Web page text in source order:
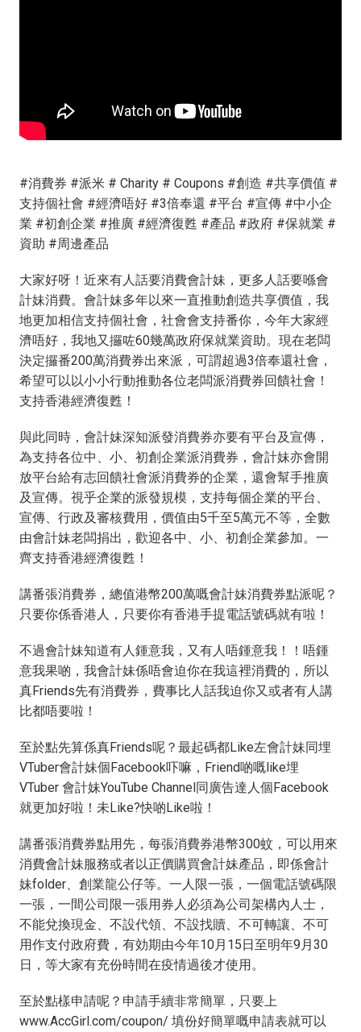
#消費券 #派米 # Charity # Coupons #創造 #共享價值 #
支持個社會 #經濟唔好 #3倍奉還 #平台 #宣傳 #中小企
業 #初創企業 #推廣 #經濟復甦 #產品 #政府 #保就業 #
資助 #周邊產品
大家好呀！近來有人話要消費會計妹，更多人話要喺會
計妹消費。會計妹多年以來一直推動創造共享價值，我
地更加相信支持個社會，社會會支持番你，今年大家經
濟唔好，我地又攞咗60幾萬政府保就業資助。現在老闆
決定攞番200萬消費券出來派，可謂超過3倍奉還社會，
希望可以以小小行動推動各位老闆派消費券回饋社會！
支持香港經濟復甦！
與此同時，會計妹深知派發消費券亦要有平台及宣傳，
為支持各位中、小、初創企業派消費券，會計妹亦會開
放平台給有志回饋社會派消費券的企業，還會幫手推廣
及宣傳。視乎企業的派發規模，支持每個企業的平台、
宣傳、行政及審核費用，價值由5千至5萬元不等，全數
由會計妹老闆捐出，歡迎各中、小、初創企業參加。一
齊支持香港經濟復甦！
講番張消費券，總值港幣200萬嘅會計妹消費券點派呢？
只要你係香港人，只要你有香港手提電話號碼就有啦！
不過會計妹知道有人鍾意我，又有人唔鍾意我！！唔鍾
意我果啲，我會計妹係唔會迫你在我這裡消費的，所以
真Friends先有消費券，費事比人話我迫你又或者有人講
比都唔要啦！
至於點先算係真Friends呢？最起碼都Like左會計妹同埋
VTuber會計妹個Facebook吓嘛，Friend啲嘅like埋
VTuber 會計妹YouTube Channel同廣告達人個Facebook
就更加好啦！未Like?快啲Like啦！
講番張消費券點用先，每張消費券港幣300蚊，可以用來
消費會計妹服務或者以正價購買會計妹產品，即係會計
妹folder、創業龍公仔等。一人限一張，一個電話號碼限
一張，一間公司限一張用券人必須為公司架構內人士，
不能兌換現金、不設代領、不設找贖、不可轉讓、不可
用作支付政府費，有効期由今年10月15日至明年9月30
日，等大家有充份時間在疫情過後才使用。
至於點樣申請呢？申請手續非常簡單，只要上
www.AccGirl.com/coupon/ 填份好簡單嘅申請表就可以